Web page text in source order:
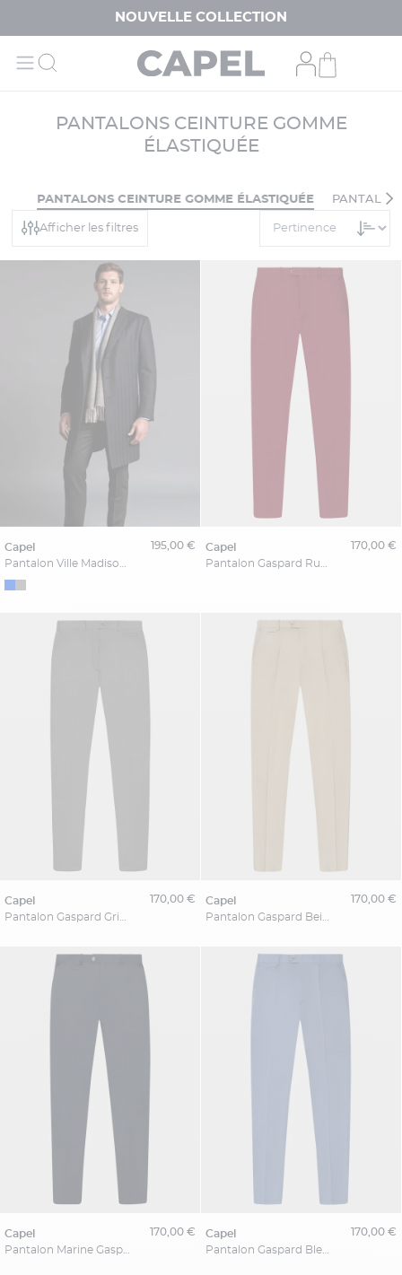
NOUVELLE COLLECTION
PANTALONS CEINTURE GOMME
ÉLASTIQUÉE
PANTALONS CEINTURE GOMME ÉLASTIQUÉE
Afficher les filtres
capel
195,00 €
capel
170,00 €
capel
170,00 €
capel
170,00 €
capel
170,00 €
capel
170,00 €